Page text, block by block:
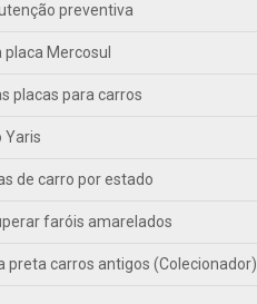
preventiva
placa Mercosul
placas para carros
Yaris
de carro por estado
faróis amarelados
preta carros antigos (Colecionador)